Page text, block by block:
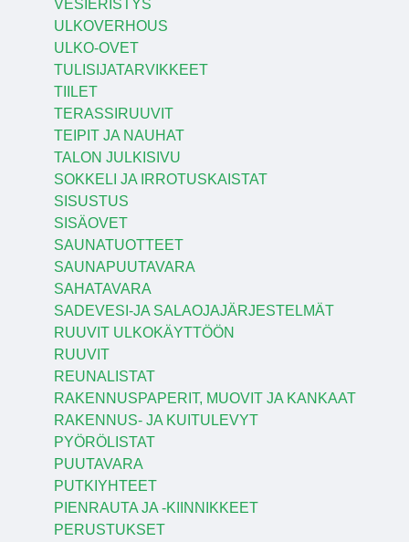
VESIERISTYS
ULKOVERHOUS
ULKO-OVET
TULISIJATARVIKKEET
TIILET
TERASSIRUUVIT
TEIPIT JA NAUHAT
TALON JULKISIVU
SOKKELI JA IRROTUSKAISTAT
SISUSTUS
SISÄOVET
SAUNATUOTTEET
SAUNAPUUTAVARA
SAHATAVARA
SADEVESI-JA SALAOJAJÄRJESTELMÄT
RUUVIT ULKOKÄYTTÖÖN
RUUVIT
REUNALISTAT
RAKENNUSPAPERIT, MUOVIT JA KANKAAT
RAKENNUS- JA KUITULEVYT
PYÖRÖLISTAT
PUUTAVARA
PUTKIYHTEET
PIENRAUTA JA -KIINNIKKEET
PERUSTUKSET